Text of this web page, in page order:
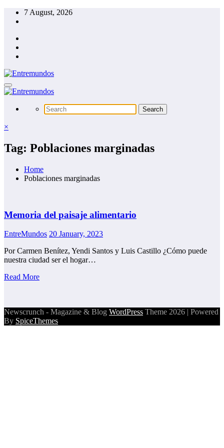
Skip
7 August, 2026
×
Tag: Poblaciones marginadas
Home
Poblaciones marginadas
Memoria del paisaje alimentario
EntreMundos 20 January, 2023
Por Carmen Benítez, Yendi Santos y Luis Castillo ¿Cómo puede
nuestra ciudad ser el hogar…
Read More
Newscrunch - Magazine & Blog WordPress Theme 2026 | Powered
By SpiceThemes